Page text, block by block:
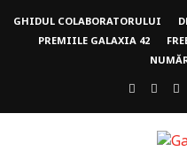
GHIDUL COLABORATORULUI
PREMIILE GALAXIA 42